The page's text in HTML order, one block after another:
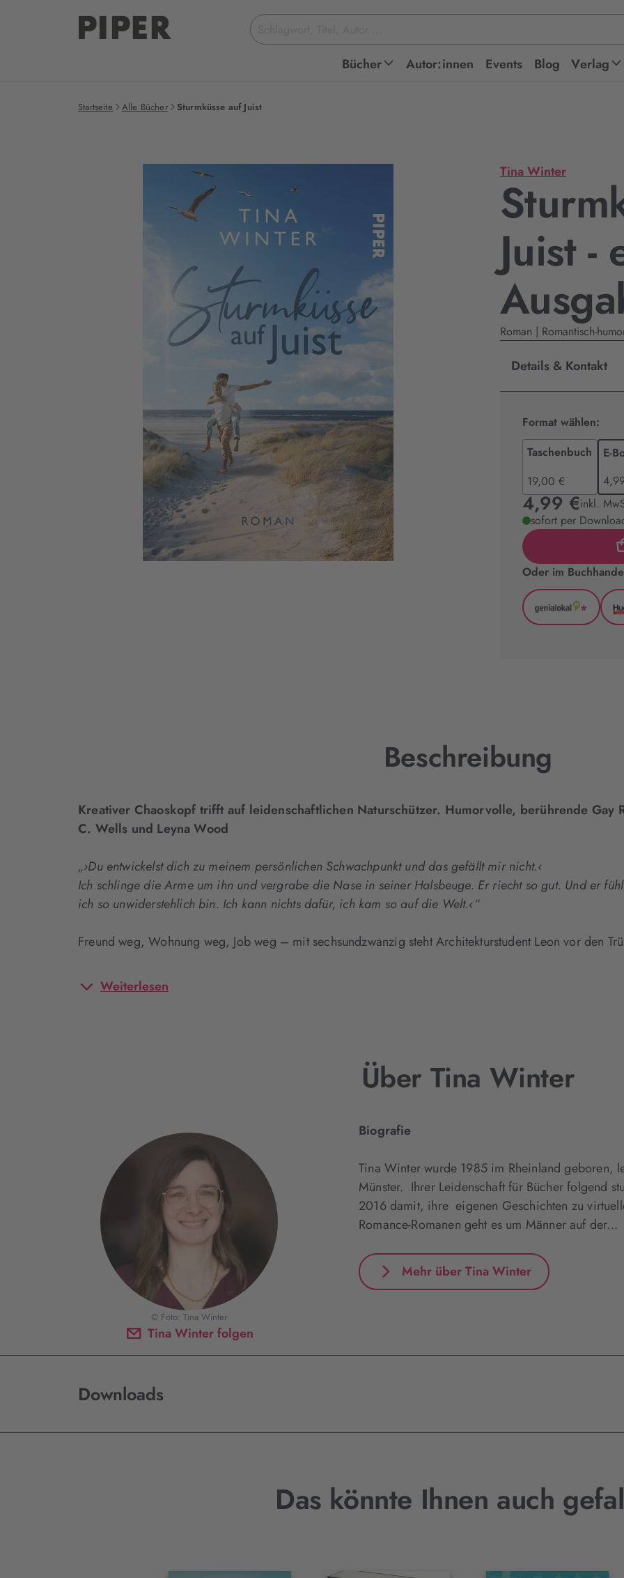
Suchbegriff
eingeben
Bücher Autor:innen Events Blog Verlag
Startseite Alle Bücher Sturmküsse auf Juist
Tina Winter
Juist -
Roman | Romantisch-
Details & Kontakt
Format wählen:
Taschenbuch
19,00 €
E-
4,99 €inkl.
sofort per
Oder im
*
Beschreibung
Kreativer Chaoskopf trifft auf leidenschaftlichen Naturschützer. Humorvolle, berührende Gay
C. Wells und Leyna Wood
„›Du entwickelst dich zu meinem persönlichen Schwachpunkt und das gefällt mir nicht.‹
Ich schlinge die Arme um ihn und vergrabe die Nase in seiner Halsbeuge. Er riecht so gut. Und er
ich so unwiderstehlich bin. Ich kann nichts dafür, ich kam so auf die Welt.‹“
Freund weg, Wohnung weg, Job weg – mit sechsundzwanzig steht Architekturstudent Leon vor den
Weiterlesen
Über Tina Winter
Tina Winter folgen
© Foto: Tina Winter
Biografie
Tina Winter wurde 1985 im Rheinland geboren,
Münster. Ihrer Leidenschaft für Bücher folgend
2016 damit, ihre eigenen Geschichten zu
Romance-Romanen geht es um Männer auf der...
Mehr über Tina Winter
Downloads
Das könnte Ihnen auch